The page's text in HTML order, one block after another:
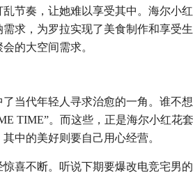
节奏，让她难以享受其中。海尔小
求，为罗拉实现了美食制作和享受
的大空间需求。
当代年轻人寻求治愈的一角。谁不
TIME”。而这些，正是海尔小红花
中的美好则要自己用心经营。
喜不断。听说下期要爆改电竞宅男